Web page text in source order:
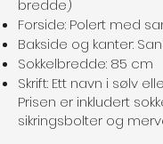
bredde)
Forside: Polert med
Bakside og kanter:
Sokkelbredde: 85 cm
Skrift: Ett navn i sølv
Prisen er inkludert
sikringsbolter og